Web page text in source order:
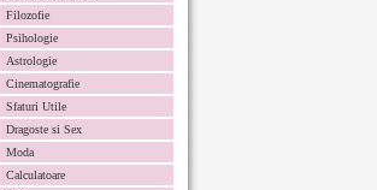
Filozofie
Psihologie
Astrologie
Cinematografie
Sfaturi Utile
Dragoste si Sex
Moda
Calculatoare